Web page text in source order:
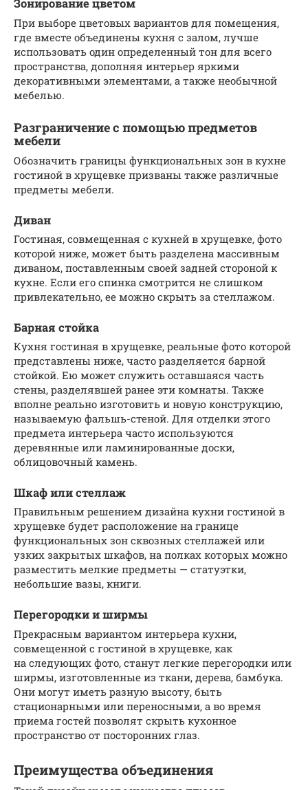
Зонирование цветом
При выборе цветовых вариантов для помещения,
где вместе объединены кухня с залом, лучше
использовать один определенный тон для всего
пространства, дополняя интерьер яркими
декоративными элементами, а также необычной
мебелью.
Разграничение с помощью предметов
мебели
Обозначить границы функциональных зон в кухне
гостиной в хрущевке призваны также различные
предметы мебели.
Диван
Гостиная, совмещенная с кухней в хрущевке, фото
которой ниже, может быть разделена массивным
диваном, поставленным своей задней стороной к
кухне. Если его спинка смотрится не слишком
привлекательно, ее можно скрыть за стеллажом.
Барная стойка
Кухня гостиная в хрущевке, реальные фото которой
представлены ниже, часто разделяется барной
стойкой. Ею может служить оставшаяся часть
стены, разделявшей ранее эти комнаты. Также
вполне реально изготовить и новую конструкцию,
называемую фальшь-стеной. Для отделки этого
предмета интерьера часто используются
деревянные или ламинированные доски,
облицовочный камень.
Шкаф или стеллаж
Правильным решением дизайна кухни гостиной в
хрущевке будет расположение на границе
функциональных зон сквозных стеллажей или
узких закрытых шкафов, на полках которых можно
разместить мелкие предметы — статуэтки,
небольшие вазы, книги.
Перегородки и ширмы
Прекрасным вариантом интерьера кухни,
совмещенной с гостиной в хрущевке, как
на следующих фото, станут легкие перегородки или
ширмы, изготовленные из ткани, дерева, бамбука.
Они могут иметь разную высоту, быть
стационарными или переносными, а во время
приема гостей позволят скрыть кухонное
пространство от посторонних глаз.
Преимущества объединения